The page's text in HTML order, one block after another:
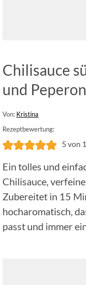
Chilisauce
und
Von: Kristina
Rezeptbewertung:
5von
Ein tolles und
Chilisauce,
Zubereitet in 15
hocharomatisch,
passt und immer